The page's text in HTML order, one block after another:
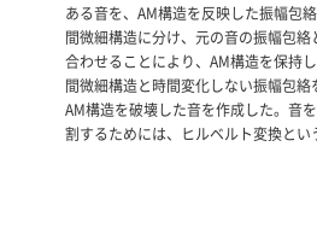
ある音を、AM構造を反映した振幅包
間微細構造に分け、元の音の振幅包
合わせることにより、AM構造を保持
間微細構造と時間変化しない振幅包絡
AM構造を破壊した音を作成した。音
割するためには、ヒルベルト変換とい